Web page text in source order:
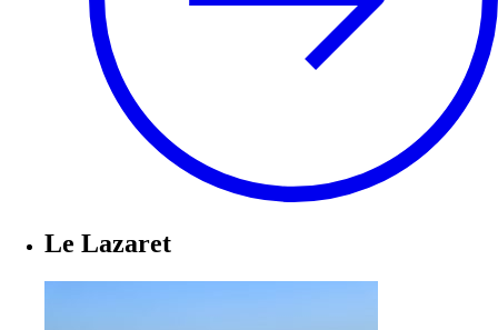
Le Lazaret